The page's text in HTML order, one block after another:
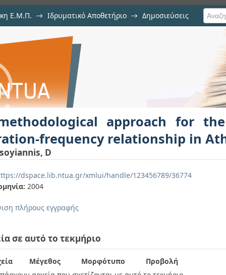
Ε.Μ.Π. → Ιδρυματικό Αποθετήριο → Δημοσιεύσεις
for the rainfall
approach for
frequency relationship in
D
dspace.lib.ntua.gr/xmlui/handle/123456789/36774
2004
πλήρους εγγραφής
σε αυτό το τεκμήριο
Μέγεθος Μορφότυπο
Προβολή